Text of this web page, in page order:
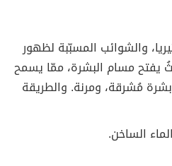
والشوائب المسبّبة لظهور
يفتح مسام البشرة، ممّا يسمح
مُشرقة، ومرنة. والطريقة
الساخن.